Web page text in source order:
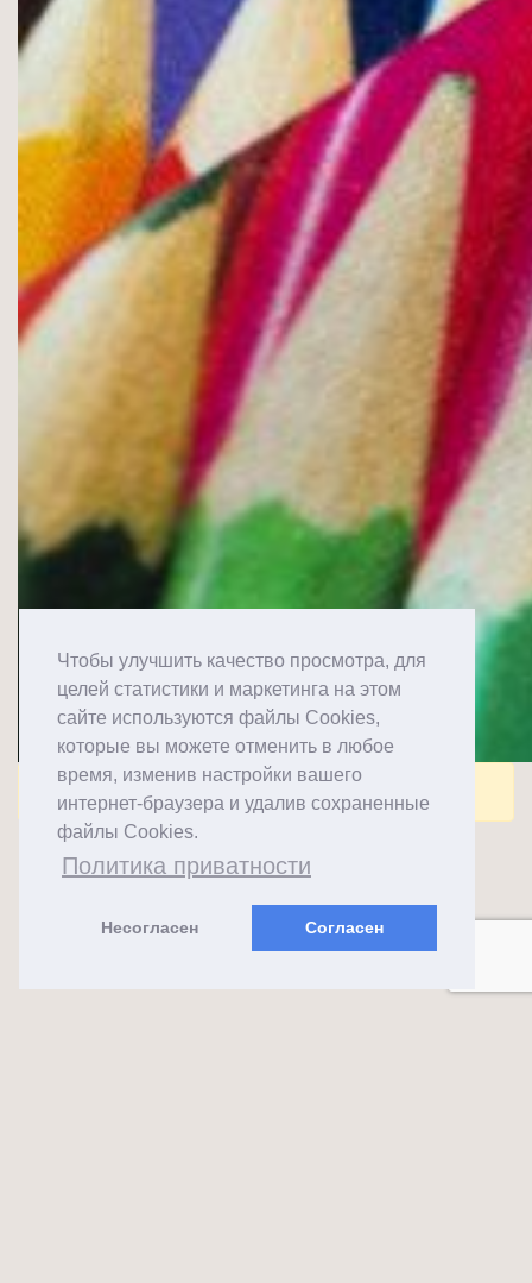
Чтобы улучшить качество просмотра, для
целей статистики и маркетинга на этом
сайте используются файлы Cookies,
которые вы можете отменить в любое
время, изменив настройки вашего
интернет-браузера и удалив сохраненные
файлы Cookies.
Политика приватности
Несогласен Согласен
Комментарии закрыты.